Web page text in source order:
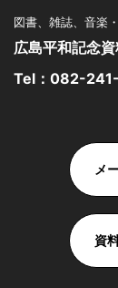
図書、雑誌、音楽
広島平和記念
Tel： 082-
メ
資